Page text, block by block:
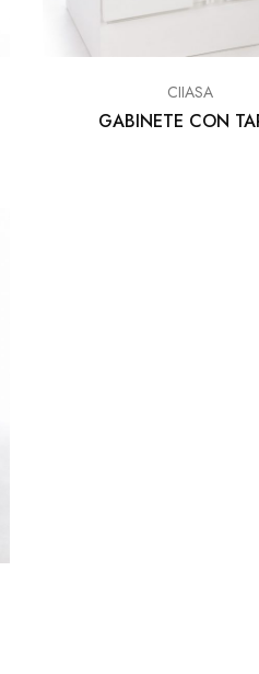
CIIASA
GABINETE CON